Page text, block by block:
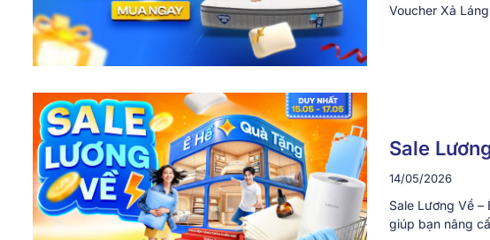
Voucher Xả
Sale
14/05/2026
Sale Lương Về –
giúp bạn nâng